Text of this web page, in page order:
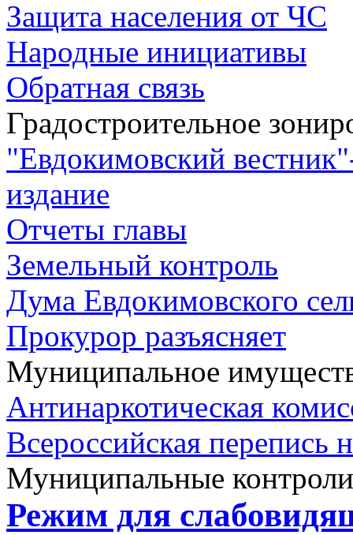
Защита населения от ЧС
Народные инициативы
Обратная связь
Градостроительное
"Евдокимовский
издание
Отчеты главы
Земельный контроль
Дума Евдокимовского
Прокурор разъясняет
Муниципальное
Антинаркотическая
Всероссийская перепись
Муниципальные контроли
Режим для